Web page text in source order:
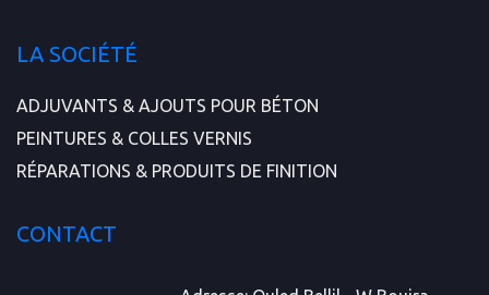
LA SOCIÉTÉ
ADJUVANTS & AJOUTS POUR BÉTON
PEINTURES & COLLES VERNIS
RÉPARATIONS & PRODUITS DE FINITION
CONTACT